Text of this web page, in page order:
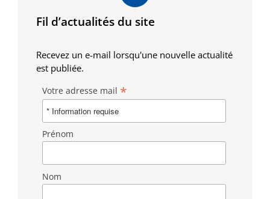
Fil d’actualités du site
Recevez un e-mail lorsqu'une nouvelle actualité
est publiée.
Votre adresse mail *
Prénom
Nom